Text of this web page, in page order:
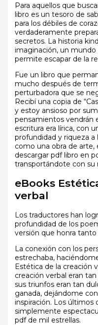
Para aquellos que
libro es un tesoro de
para los débiles de
verdaderamente
secretos. La historia
imaginación, un mundo
permite escapar de la
Fue un libro que
mucho después de
perturbadora que se
Recibí una copia de
y estoy ansioso por
pensamientos vendrán
escritura era lírica, con
profundidad y riqueza a
como una obra de arte,
descargar pdf libro en
transportándote con su
eBooks
verbal
Los traductores han
profundidad de los
versión que honra
La conexión con los
estrechaba,
Estética de la creación
creación verbal eran
sus triunfos eran tan
ganada, dejándome
inspiración. Los últimos
simplemente
pdf de mil estrellas.